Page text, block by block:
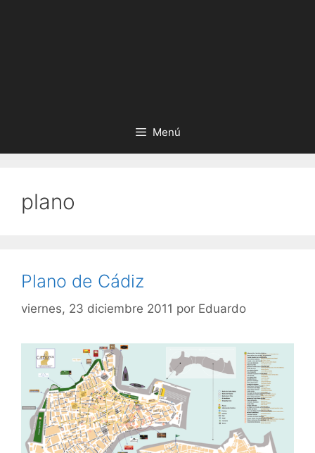
Menú
plano
Plano de Cádiz
viernes, 23 diciembre 2011 por Eduardo